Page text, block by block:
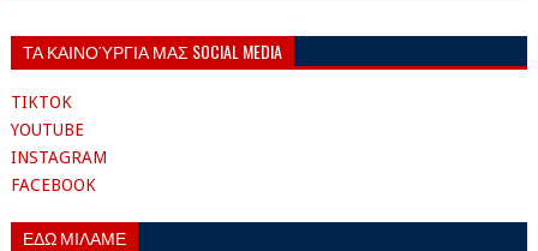
ΤΑ ΚΑΙΝΟΎΡΓΙΑ ΜΑΣ SOCIAL MEDIA
TIKTOK
YOUTUBE
INSTAGRAM
FACEBOOK
ΕΔΩ ΜΙΛΑΜΕ